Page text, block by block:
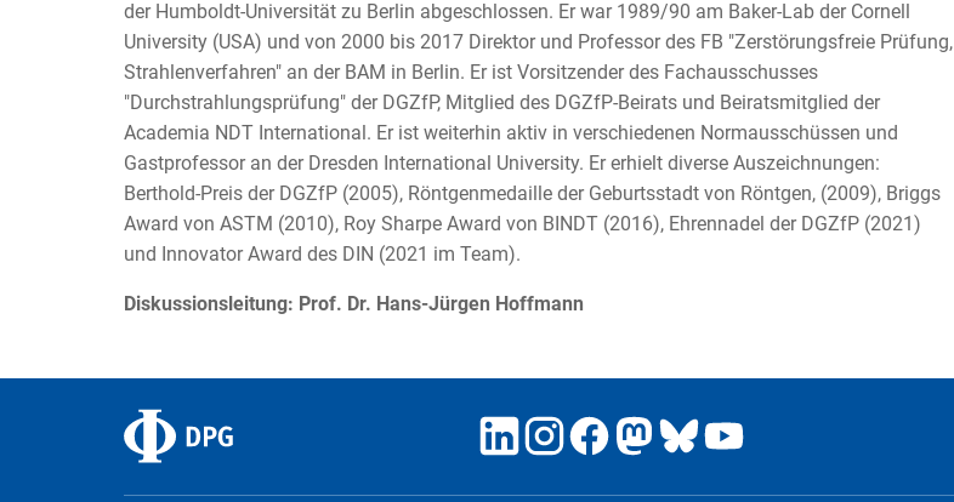
der Humboldt-Universität zu Berlin abgeschlossen. Er war 1989/90 am Baker-Lab der Cornell
University (USA) und von 2000 bis 2017 Direktor und Professor des FB "Zerstörungsfreie Prüfung,
Strahlenverfahren" an der BAM in Berlin. Er ist Vorsitzender des Fachausschusses
"Durchstrahlungsprüfung" der DGZfP, Mitglied des DGZfP-Beirats und Beiratsmitglied der
Academia NDT International. Er ist weiterhin aktiv in verschiedenen Normausschüssen und
Gastprofessor an der Dresden International University. Er erhielt diverse Auszeichnungen:
Berthold-Preis der DGZfP (2005), Röntgenmedaille der Geburtsstadt von Röntgen, (2009), Briggs
Award von ASTM (2010), Roy Sharpe Award von BINDT (2016), Ehrennadel der DGZfP (2021)
und Innovator Award des DIN (2021 im Team).
Diskussionsleitung: Prof. Dr. Hans-Jürgen Hoffmann